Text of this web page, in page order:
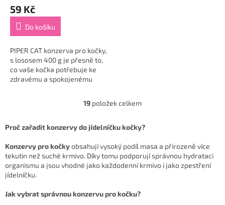
produktu
5,0
5
hvězdiček.
59 Kč
Do košíku
PIPER CAT konzerva pro kočky,
s lososem 400 g je přesně to,
co vaše kočka potřebuje ke
zdravému a spokojenému
O
l
d
a
c
r
19 položek celkem
Proč zařadit konzervy do jídelníčku kočky?
Konzervy pro kočkyobsahují vysoký podíl masa a přirozeně více
tekutin než suché krmivo. Díky tomu podporují správnou hydrataci
organismu a jsou vhodné jako každodenní krmivo i jako zpestření
jídelníčku.
Jak vybrat správnou konzervu pro kočku?